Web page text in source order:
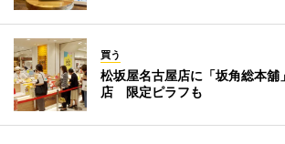
買う
松坂屋名古屋店に「坂角総本舖
店 限定ピラフも